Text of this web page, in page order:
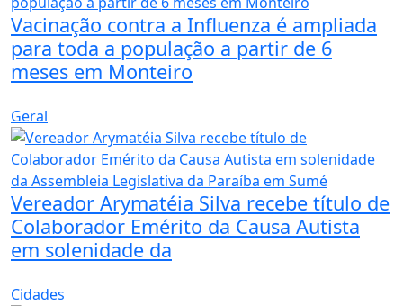
Vacinação contra a Influenza é ampliada
para toda a população a partir de 6
meses em Monteiro
Geral
Vereador Arymatéia Silva recebe título de
Colaborador Emérito da Causa Autista
em solenidade da
Cidades